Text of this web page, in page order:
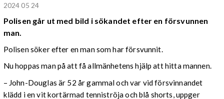
2024 05 24
Polisen går ut med bild i sökandet efter en försvunnen
man.
Polisen söker efter en man som har försvunnit.
Nu hoppas man på att få allmänhetens hjälp att hitta mannen.
– John-Douglas är 52 år gammal och var vid försvinnandet
klädd i en vit kortärmad tenniströja och blå shorts, uppger